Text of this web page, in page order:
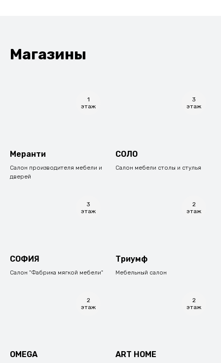
Магазины
1
этаж
Меранти
Салон производителя мебели и
дверей
3
этаж
СОЛО
Cалон мебели столы и стулья
3
этаж
СОФИЯ
Салон "Фабрика мягкой мебели"
2
этаж
Триумф
Мебельный салон
2
этаж
ОМЕGА
2
этаж
ART HOME